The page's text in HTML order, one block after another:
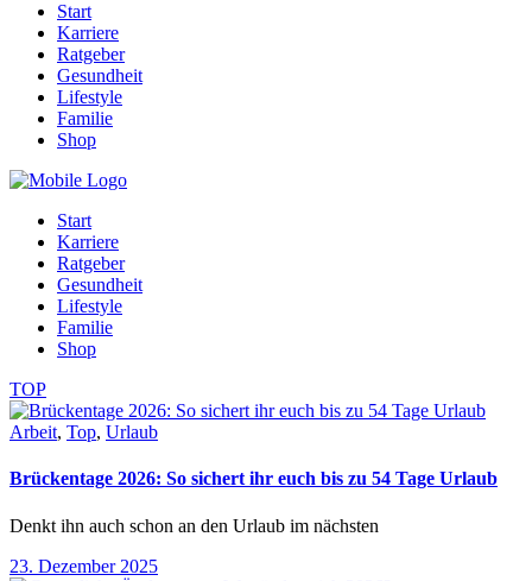
Start
Karriere
Ratgeber
Gesundheit
Lifestyle
Familie
Shop
Start
Karriere
Ratgeber
Gesundheit
Lifestyle
Familie
Shop
TOP
Arbeit, Top, Urlaub
Brückentage 2026: So sichert ihr euch bis zu 54 Tage Urlaub
Denkt ihn auch schon an den Urlaub im nächsten
23. Dezember 2025